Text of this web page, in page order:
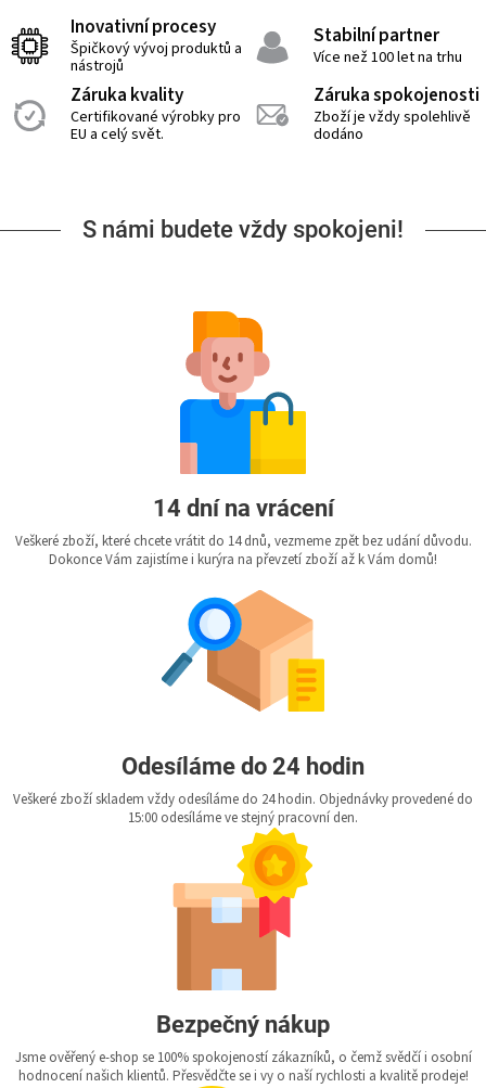
Inovativní procesy
Špičkový vývoj produktů a
nástrojů
Stabilní partner
Více než 100 let na trhu
Záruka kvality
Certifikované výrobky pro
EU a celý svět.
Záruka spokojenosti
Zboží je vždy spolehlivě
dodáno
S námi budete vždy spokojeni!
14 dní na vrácení
Veškeré zboží, které chcete vrátit do 14 dnů, vezmeme zpět bez udání důvodu.
Dokonce Vám zajistíme i kurýra na převzetí zboží až k Vám domů!
Odesíláme do 24 hodin
Veškeré zboží skladem vždy odesíláme do 24 hodin. Objednávky provedené do
15:00 odesíláme ve stejný pracovní den.
Bezpečný nákup
Jsme ověřený e-shop se 100% spokojeností zákazníků, o čemž svědčí i osobní
hodnocení našich klientů. Přesvědčte se i vy o naší rychlosti a kvalitě prodeje!